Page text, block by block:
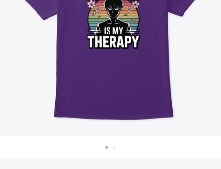
Venda en todas partes
Venda lo que sea